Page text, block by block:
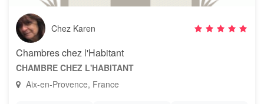
Chez Karen
Chambres chez l'Habitant
CHAMBRE CHEZ L'HABITANT
Aix-en-Provence, France